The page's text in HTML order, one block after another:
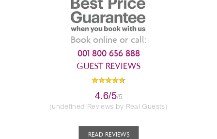
Book online or call:
001 800 656 888
GUEST REVIEWS
4.6/5/5
(undefined Reviews by Real Guests)
READ REVIEWS